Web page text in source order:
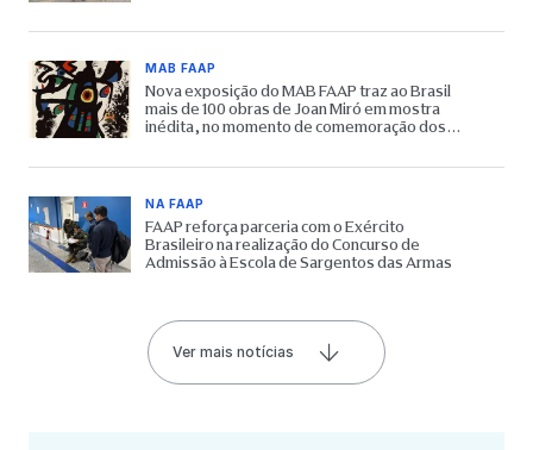
MAB FAAP
Nova exposição do MAB FAAP traz ao Brasil
mais de 100 obras de Joan Miró em mostra
inédita, no momento de comemoração dos
NA FAAP
FAAP reforça parceria com o Exército
Brasileiro na realização do Concurso de
Admissão à Escola de Sargentos das Armas
Ver mais notícias